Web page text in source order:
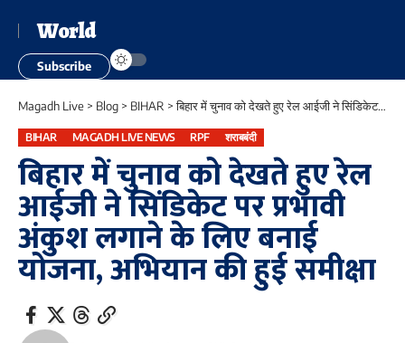
World
Subscribe
Magadh Live > Blog > BIHAR >बिहार में चुनाव को देखते हुए रेल आईजी ने सिंडिकेट पर प्रभावी अंकुश लगाने के लिए बनाई योजना, अभियान की हुई समीक्षा
BIHAR MAGADH LIVE NEWS RPF शराबबंदी
बिहार में चुनाव को देखते हुए रेल
आईजी ने सिंडिकेट पर प्रभावी
अंकुश लगाने के लिए बनाई
योजना, अभियान की हुई समीक्षा